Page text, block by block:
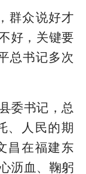
群众说好才
好，关键要
总书记多次
委书记，总
、人民的期
昌在福建东
沥血、鞠躬